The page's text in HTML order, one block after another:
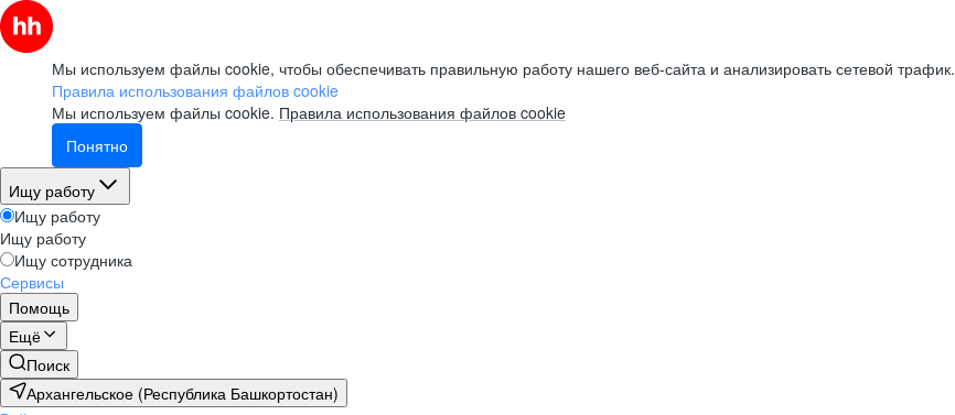
Мы используем файлы cookie, чтобы обеспечивать правильную работу нашего веб-сайта и анализировать сетевой трафик.
Правила использования файлов cookie
Мы используем файлы cookie. Правила использования файлов cookie
Понятно
Ищу работу
Ищу работу
Ищу работу
Ищу сотрудника
Сервисы
Помощь
Ещё
Поиск
Архангельское (Республика Башкортостан)